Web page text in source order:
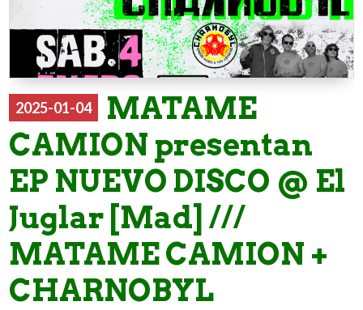
2025-01-04
MATAME
CAMION presentan
EP NUEVO DISCO @ El
Juglar [Mad] ///
MATAME CAMION +
CHARNOBYL